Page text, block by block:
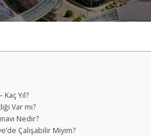
Yıl?
Var mı?
Nedir?
Çalışabilir Miyim?